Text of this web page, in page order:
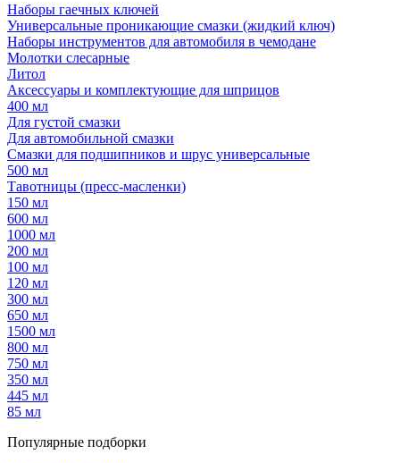
Наборы гаечных ключей
Универсальные проникающие смазки (жидкий ключ)
Наборы инструментов для автомобиля в чемодане
Молотки слесарные
Литол
Аксессуары и комплектующие для шприцов
400 мл
Для густой смазки
Для автомобильной смазки
Смазки для подшипников и шрус универсальные
500 мл
Тавотницы (пресс-масленки)
150 мл
600 мл
1000 мл
200 мл
100 мл
120 мл
300 мл
650 мл
1500 мл
800 мл
750 мл
350 мл
445 мл
85 мл
Популярные подборки